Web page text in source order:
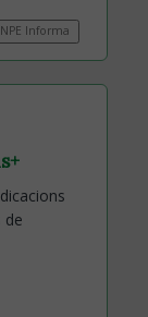
Informa
de